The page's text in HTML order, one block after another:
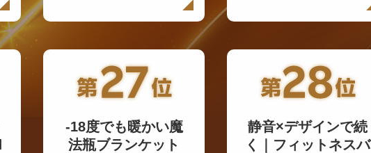
-18度でも暖かい魔
法瓶ブランケット
静音×デザインで続
く｜フィットネスバ